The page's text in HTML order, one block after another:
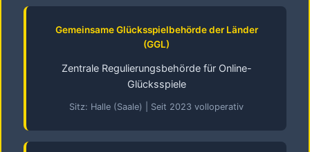
Gemeinsame Glücksspielbehörde der Länder
(GGL)
Zentrale Regulierungsbehörde für Online-
Glücksspiele
Sitz: Halle (Saale) | Seit 2023 volloperativ